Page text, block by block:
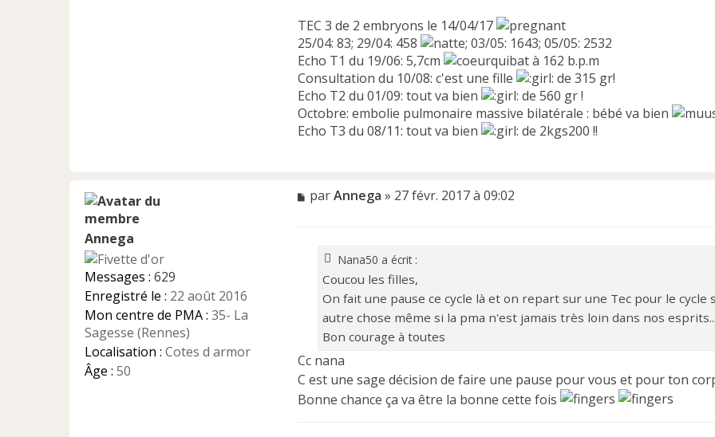
TEC 3 de 2 embryons le 14/04/17
25/04: 83; 29/04: 458
; 03/05: 1643; 05/05: 2532
Echo T1 du 19/06: 5,7cm
à 162 b.p.m
Consultation du 10/08: c'est une fille
de 315 gr!
Echo T2 du 01/09: tout va bien
de 560 gr !
Octobre: embolie pulmonaire massive bilatérale : bébé va bien
Echo T3 du 08/11: tout va bien
de 2kgs200 !!
Annega
Messages : 629
Enregistré le : 22 août 2016
Mon centre de PMA : 35- La
Sagesse (Rennes)
Localisation : Cotes d armor
Âge : 50
M
u
parAnnega » 27 févr. 2017 à 09:02
Nana50 a écrit :
Coucou les filles,
On fait une pause ce cycle là et on repart sur une Tec pour le
autre chose même si la pma n'est jamais très loin dans nos esprits...
Bon courage à toutes
Cc nana
C est une sage décision de faire une pause pour vous et pour ton
Bonne chance ça va être la bonne cette fois